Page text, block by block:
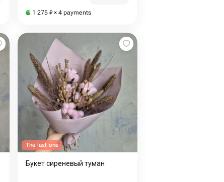
1 275 ₽ × 4 payments
The last one
Букет сиреневый туман